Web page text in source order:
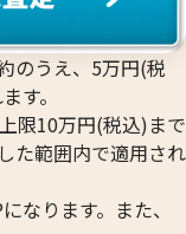
のうえ、5万円(税
す。
限10万円(税込)まで
た範囲内で適用され
なります。また、